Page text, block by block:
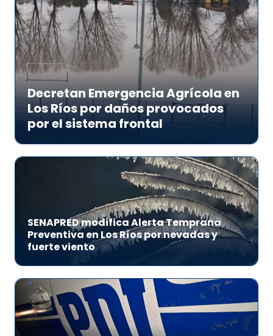
Decretan Emergencia Agrícola en
Los Ríos por daños provocados
por el sistema frontal
SENAPRED modifica Alerta Temprana
Preventiva en Los Ríos por nevadas y
fuerte viento